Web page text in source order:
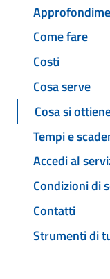
Come fare
Costi
Cosa serve
Cosa si
Tempi e
Accedi al
Condizioni di
Contatti
Strumenti di